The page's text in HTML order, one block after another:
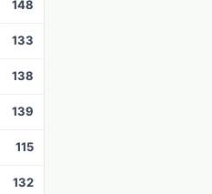
148
133
138
139
115
132